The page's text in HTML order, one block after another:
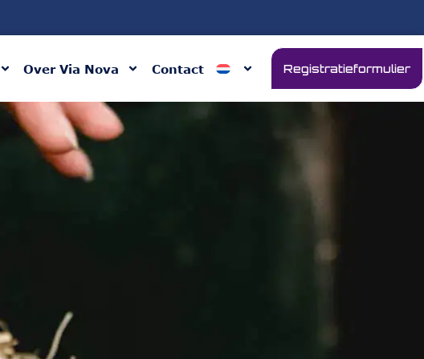
Over Via Nova Contact Registratieformulier